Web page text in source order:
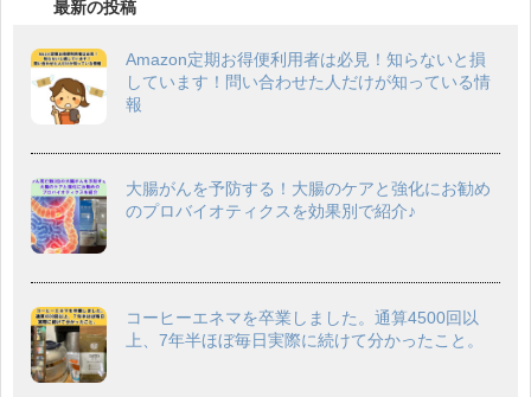
最新の投稿
Amazon定期お得便利用者は必見！知らないと損
しています！問い合わせた人だけが知っている情
報
大腸がんを予防する！大腸のケアと強化にお勧め
のプロバイオティクスを効果別で紹介♪
コーヒーエネマを卒業しました。通算4500回以
上、7年半ほぼ毎日実際に続けて分かったこと。